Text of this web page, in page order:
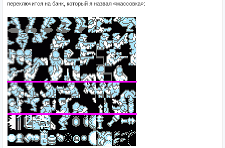
переключится на банк, который я назвал «массовка»: